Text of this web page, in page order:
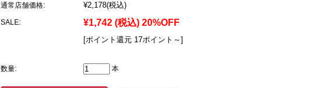
通常店舗価格: ¥2,178(税込)
SALE: ¥1,742 (税込) 20%OFF
[ポイント還元 17ポイント～]
数量: 本